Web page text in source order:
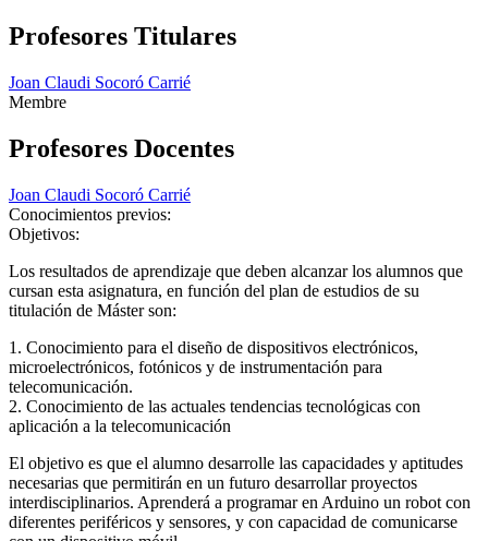
Profesores Titulares
Joan Claudi Socoró Carrié
Membre
Profesores Docentes
Joan Claudi Socoró Carrié
Conocimientos previos:
Objetivos:
Los resultados de aprendizaje que deben alcanzar los alumnos que
cursan esta asignatura, en función del plan de estudios de su
titulación de Máster son:
1. Conocimiento para el diseño de dispositivos electrónicos,
microelectrónicos, fotónicos y de instrumentación para
telecomunicación.
2. Conocimiento de las actuales tendencias tecnológicas con
aplicación a la telecomunicación
El objetivo es que el alumno desarrolle las capacidades y aptitudes
necesarias que permitirán en un futuro desarrollar proyectos
interdisciplinarios. Aprenderá a programar en Arduino un robot con
diferentes periféricos y sensores, y con capacidad de comunicarse